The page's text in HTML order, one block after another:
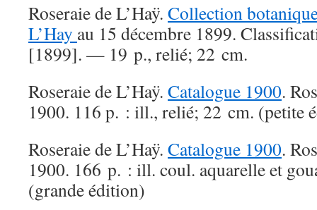
Roseraie de L’Haÿ. Collection
L’Hay au 15 décembre 1899.
[1899]. — 19 p., relié; 22 cm.
Roseraie de L’Haÿ. Catalogue 1900.
1900. 116 p. : ill., relié; 22 cm. (petite
Roseraie de L’Haÿ. Catalogue 1900.
1900. 166 p. : ill. coul. aquarelle et
(grande édition)